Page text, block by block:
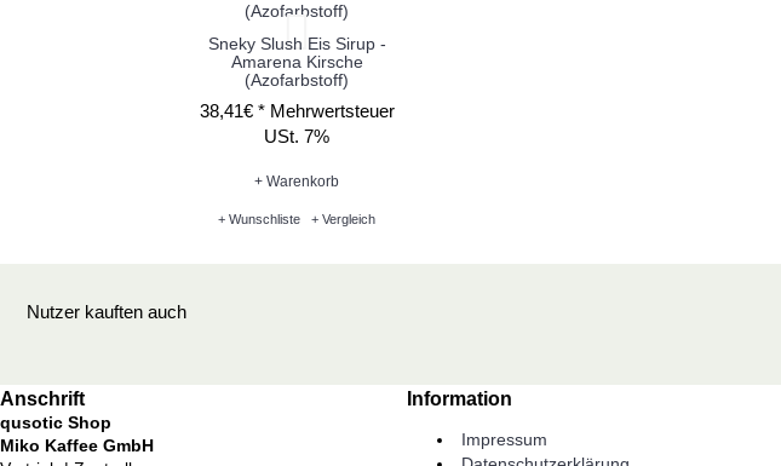
Sneky Slush Eis Sirup -
Amarena Kirsche
(Azofarbstoff)
38,41€ * Mehrwertsteuer
USt. 7%
+ Warenkorb
+ Wunschliste + Vergleich
Nutzer kauften auch
Anschrift
qusotic Shop
Miko Kaffee GmbH
Information
Impressum